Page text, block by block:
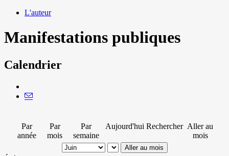
L'auteur
Manifestations publiques
Calendrier
Par
année
Par
mois
Par
semaine
Aujourd'hui Rechercher Aller au
mois
Aller au mois